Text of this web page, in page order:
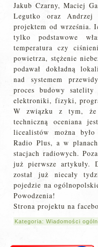
Jakub Czarny, Maciej
Legutko oraz Andrzej
projektem od września.
tylko podstawowe
temperatura czy
powietrza, stężenie
podawał dokładną
nad systemem
proces budowy
elektroniki, fizyki,
W związku z tym, że
techniczną oceniana
licealistów można
Radio Plus, a w
stacjach radiowych.
już pierwsze artykuły.
został już niecały
pojedzie na
Powodzenia!
Strona projektu na
Kategoria:Wiadomości